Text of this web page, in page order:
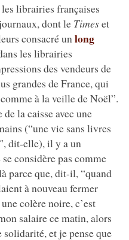
librairies françaises
dont le Timeset
consacré un long
les librairies
des vendeurs de
grandes de France, qui
à la veille de Noël”.
la caisse avec une
(“une vie sans livres
dit-elle), il y a un
considère pas comme
parce que, dit-il, “quand
à nouveau fermer
colère noire, c’est
salaire ce matin, alors
solidarité, et je pense que